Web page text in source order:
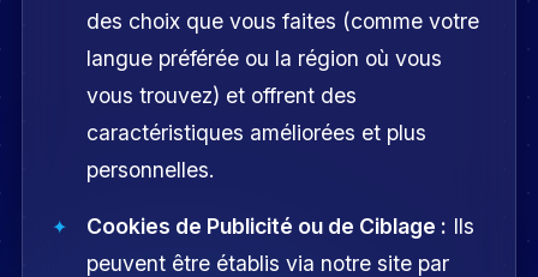
des choix que vous faites (comme votre
langue préférée ou la région où vous
vous trouvez) et offrent des
caractéristiques améliorées et plus
personnelles.
Cookies de Publicité ou de Ciblage : Ils
peuvent être établis via notre site par